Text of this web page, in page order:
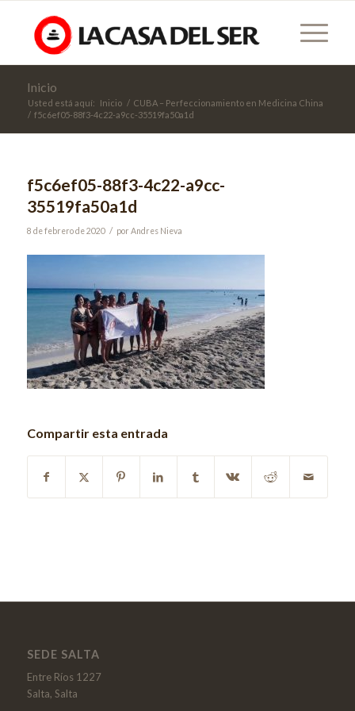
Inicio
Usted está aquí: Inicio / CUBA – Perfeccionamiento en Medicina China
/ f5c6ef05-88f3-4c22-a9cc-35519fa50a1d
f5c6ef05-88f3-4c22-a9cc-
35519fa50a1d
8 de febrero de 2020 / por Andres Nieva
Compartir esta entrada
SEDE SALTA
Entre Ríos 1227
Salta, Salta